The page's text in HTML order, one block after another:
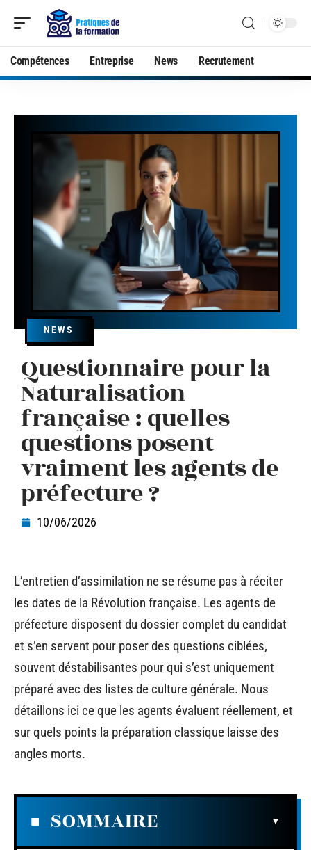
Compétences Entreprise News Recrutement
NEWS
Questionnaire pour la
Naturalisation
française : quelles
questions posent
vraiment les agents de
préfecture ?
10/06/2026
L’entretien d’assimilation ne se résume pas à réciter
les dates de la Révolution française. Les agents de
préfecture disposent du dossier complet du candidat
et s’en servent pour poser des questions ciblées,
souvent déstabilisantes pour qui s’est uniquement
préparé avec des listes de culture générale. Nous
détaillons ici ce que les agents évaluent réellement, et
sur quels points la préparation classique laisse des
angles morts.
SOMMAIRE